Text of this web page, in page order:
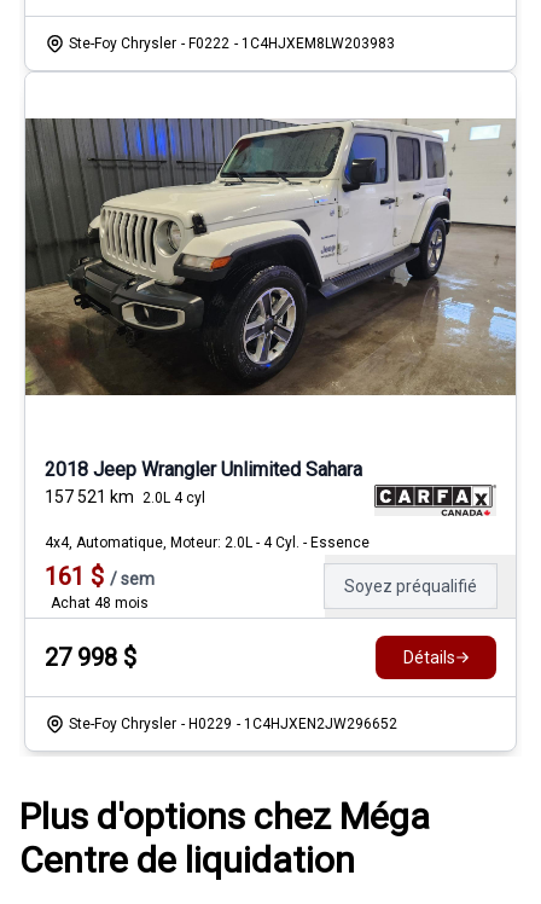
Ste-Foy Chrysler - F0222 - 1C4HJXEM8LW203983
2018 Jeep Wrangler Unlimited Sahara
157 521 km 2.0L 4 cyl
4x4, Automatique, Moteur: 2.0L - 4 Cyl. - Essence
161 $ /sem
Achat 48 mois
Soyez préqualifié
27 998 $ Détails
Ste-Foy Chrysler - H0229 - 1C4HJXEN2JW296652
Plus d'options chez Méga
Centre de liquidation